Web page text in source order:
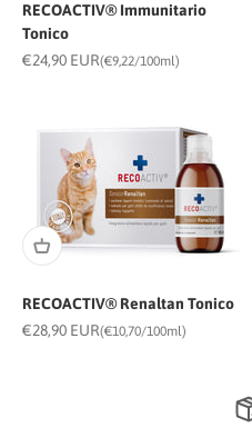
RECOACTIV® Immunitario
Tonico
Prezzo scontato
€24,90 EUR(€9,22/100ml)
RECOACTIV® Renaltan Tonico
Prezzo scontato
€28,90 EUR(€10,70/100ml)